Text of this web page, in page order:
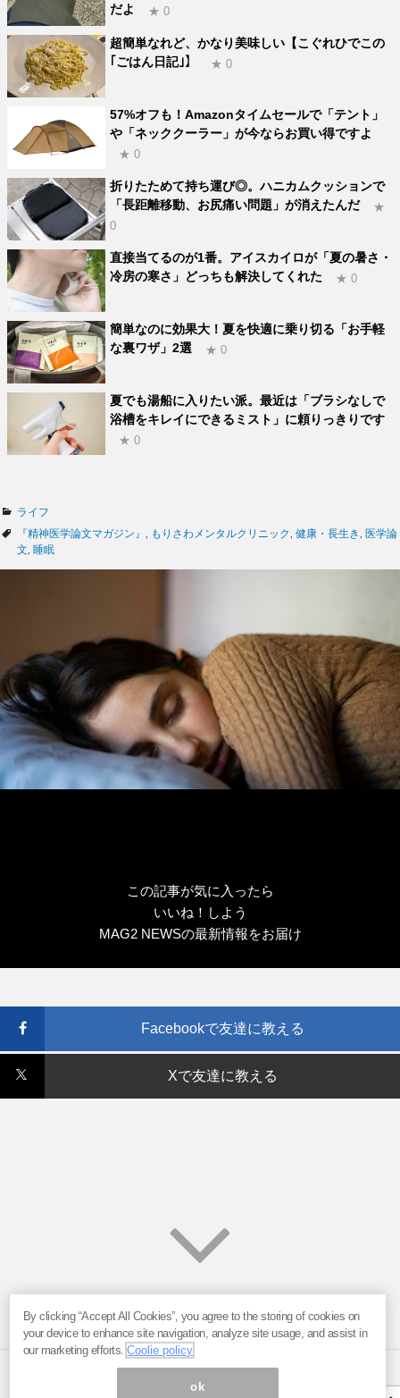
だよ
★ 0
超簡単なれど、かなり美味しい【こぐれひでこの
｢ごはん日記｣】
★ 0
57%オフも！Amazonタイムセールで「テント」
や「ネッククーラー」が今ならお買い得ですよ
★ 0
折りたためて持ち運び◎。ハニカムクッションで
「長距離移動、お尻痛い問題」が消えたんだ
★
0
直接当てるのが1番。アイスカイロが「夏の暑さ・
冷房の寒さ」どっちも解決してくれた
★ 0
簡単なのに効果大！夏を快適に乗り切る「お手軽
な裏ワザ」2選
★ 0
夏でも湯船に入りたい派。最近は「ブラシなしで
浴槽をキレイにできるミスト」に頼りっきりです
★ 0
カ
テ
ゴ
ライフ
タ
グ
『精神医学論文マガジン』 もりさわメンタルクリニック 健康・長生き
医学論
文
睡眠
この記事が気に入ったら
いいね！しよう
MAG2 NEWSの最新情報をお届け
Facebookで友達に教える
Xで友達に教える
By clicking “Accept All Cookies”, you agree to the storing of cookies on
your device to enhance site navigation, analyze site usage, and assist in
our marketing efforts.Coolie policy
ok